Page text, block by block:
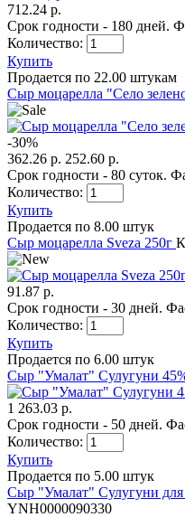
712.24 р.
Срок годности - 180 дней.
Количество:
Купить
Продается по 22.00 штукам
Сыр моцарелла "Село
-30%
362.26 р. 252.60 р.
Срок годности - 80 суток.
Количество:
Купить
Продается по 8.00 штук
Сыр моцарелла Sveza 250г
91.87 р.
Срок годности - 30 дней.
Количество:
Купить
Продается по 6.00 штук
Сыр "Умалат" Сулугуни
1 263.03 р.
Срок годности - 50 дней.
Количество:
Купить
Продается по 5.00 штук
Сыр "Умалат" Сулугуни для
YNH0000090330